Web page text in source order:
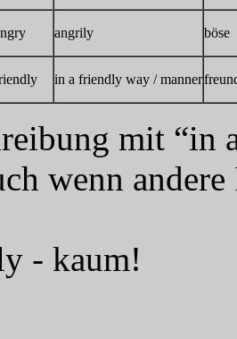
angrily böse
in a friendly way / manner
mit “in
wenn
- kaum!